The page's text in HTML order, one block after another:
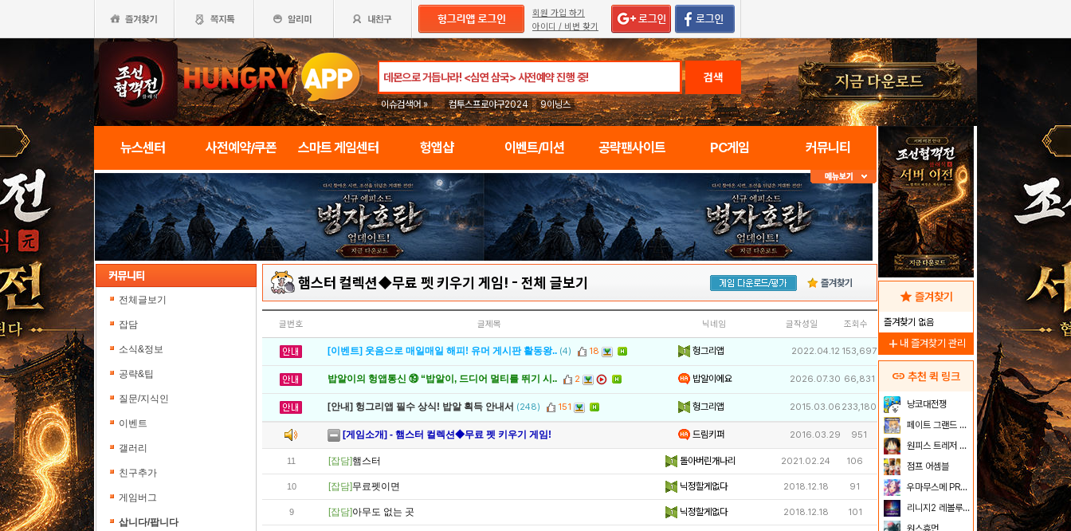
회원 가입 하기
아이디 / 비번 찾기
검색
이슈검색어 » 컴투스프로야구2024 9이닝스
뉴스센터 사전예약/쿠폰 스마트 게임센터 헝앱샵 이벤트/미션 공략팬사이트 PC게임 커뮤니티
전체글보기
잡담
소식&정보
공략&팁
질문/지식인
이벤트
갤러리
친구추가
게임버그
삽니다/팝니다
햄스터 컬렉션◆무료 펫 키우기 게임! - 전체 글보기 즐겨찾기
글번호 글제목 닉네임 글작성일 조회수
[이벤트] 웃음으로 매일매일 해피! 유머 게시판 활동왕.. (4) 18 헝그리앱 2022.04.12 153,697
밥알이의 헝앱통신 ⑲ “밥알이, 드디어 멀티를 뛰기 시.. 2 밥알이에요 2026.07.30 66,831
[안내] 헝그리앱 필수 상식! 밥알 획득 안내서 (248) 151 헝그리앱 2015.03.06 233,180
[게임소개] - 햄스터 컬렉션◆무료 펫 키우기 게임! 드림키퍼 2016.03.29 951
11 [잡담]햄스터 돌아버린개나리 2021.02.24 106
10 [잡담]무료펫이면 닉정할게없다 2018.12.18 91
9 [잡담]아무도 없는 곳 닉정할게없다 2018.12.18 101
star 즐겨찾기
즐겨찾기 없음
add 내 즐겨찾기 관리
link 추천 퀵 링크
냥코대전쟁
페이트 그랜드 오더
원피스 트레저 크루즈
점프 어셈블
우마무스메 PRETTY DERBY
리니지2 레볼루션
원스휴먼